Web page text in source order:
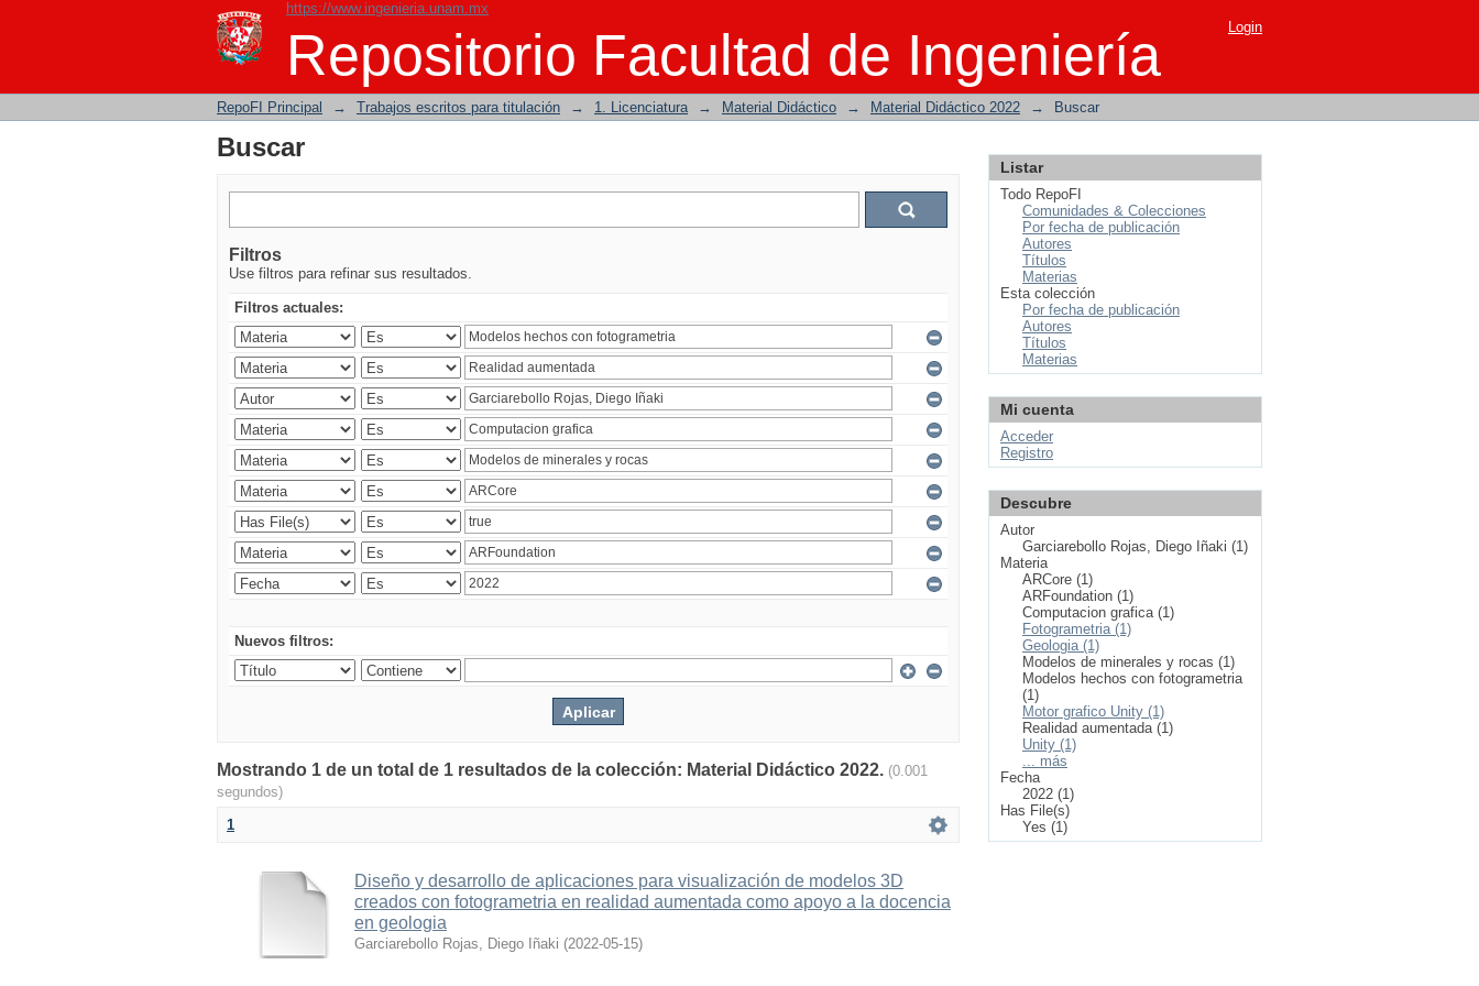
https://www.ingenieria.unam.mx
Repositorio Facultad de Ingeniería
Buscar Login
RepoFI Principal → Trabajos escritos para titulación → 1. Licenciatura → Material Didáctico → Material Didáctico 2022 → Buscar
Buscar
Filtros
Use filtros para refinar sus resultados.
Filtros actuales:
Nuevos filtros:
Mostrando 1 de un total de 1 resultados de la colección: Material Didáctico 2022. (0.001
segundos)
1
Diseño y desarrollo de aplicaciones para visualización de modelos 3D
creados con fotogrametria en realidad aumentada como apoyo a la docencia
en geologia
Garciarebollo Rojas, Diego Iñaki (2022-05-15)
Listar
Todo RepoFI
Comunidades & Colecciones
Por fecha de publicación
Autores
Títulos
Materias
Esta colección
Por fecha de publicación
Autores
Títulos
Materias
Mi cuenta
Acceder
Registro
Descubre
Autor
Garciarebollo Rojas, Diego Iñaki (1)
Materia
ARCore (1)
ARFoundation (1)
Computacion grafica (1)
Fotogrametria (1)
Geologia (1)
Modelos de minerales y rocas (1)
Modelos hechos con fotogrametria
(1)
Motor grafico Unity (1)
Realidad aumentada (1)
Unity (1)
... más
Fecha
2022 (1)
Has File(s)
Yes (1)